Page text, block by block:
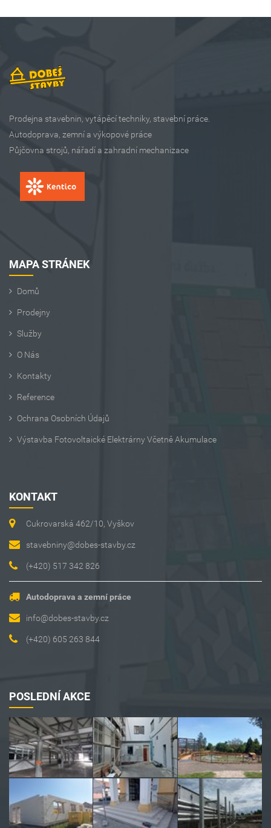
Prodejna stavebnin, vytápěcí techniky, stavební práce.
Autodoprava, zemní a výkopové práce
Půjčovna strojů, nářadí a zahradní mechanizace
MAPA STRÁNEK
Domů
Prodejny
Služby
O Nás
Kontakty
Reference
Ochrana Osobních Údajů
Výstavba Fotovoltaické Elektrárny Včetně Akumulace
KONTAKT
Cukrovarská 462/10, Vyškov
stavebniny@dobes-stavby.cz
(+420) 517 342 826
Autodoprava a zemní práce
info@dobes-stavby.cz
(+420) 605 263 844
POSLEDNÍ AKCE